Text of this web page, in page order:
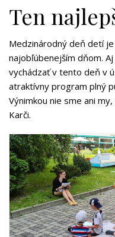
Ten
Medzinárodný deň detí
najobľúbenejším dňom.
vychádzať v tento deň v
atraktívny program plný
Výnimkou nie sme ani
Karči.